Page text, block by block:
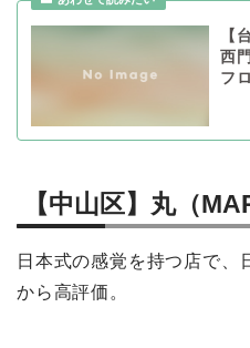
【
西
フ
【中山区】丸（
日本式の感覚を持つ店で、
から高評価。